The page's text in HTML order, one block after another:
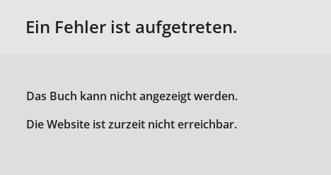
Ein Fehler ist aufgetreten.
Das Buch kann nicht angezeigt werden.
Die Website ist zurzeit nicht erreichbar.